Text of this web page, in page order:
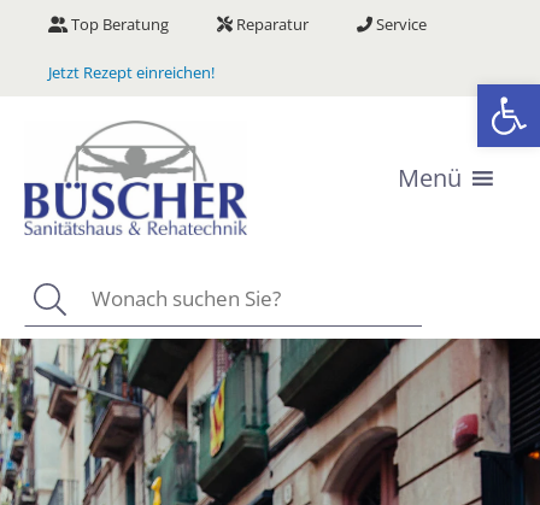
springen
Top Beratung Reparatur Service
Jetzt Rezept einreichen!
Menü
Suchen